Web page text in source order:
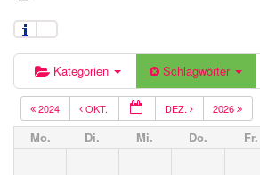
Kategorien Schlagwörter
2024 OKT. DEZ. 2026
Mo. Di. Mi. Do. Fr.